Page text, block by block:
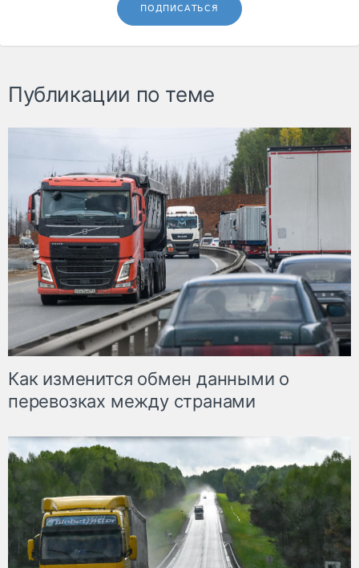
ПОДПИСАТЬСЯ
Публикации по теме
Как изменится обмен данными о
перевозках между странами